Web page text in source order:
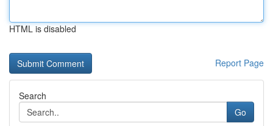
HTML is disabled
Report Page
Search
Go